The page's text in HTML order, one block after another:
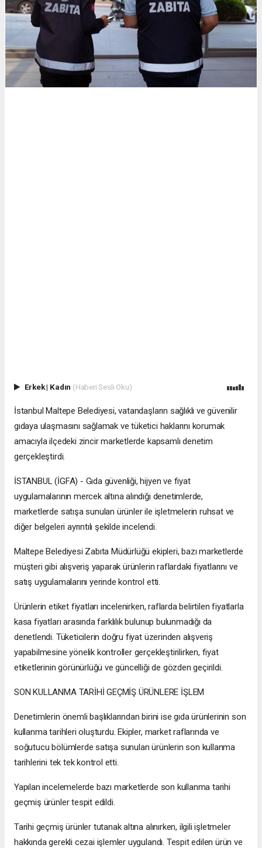
Erkek| Kadın (Haberi Sesli Oku)
İstanbul Maltepe Belediyesi, vatandaşların sağlıklı ve güvenilir
gıdaya ulaşmasını sağlamak ve tüketici haklarını korumak
amacıyla ilçedeki zincir marketlerde kapsamlı denetim
gerçekleştirdi.
İSTANBUL (İGFA) - Gıda güvenliği, hijyen ve fiyat
uygulamalarının mercek altına alındığı denetimlerde,
marketlerde satışa sunulan ürünler ile işletmelerin ruhsat ve
diğer belgeleri ayrıntılı şekilde incelendi.
Maltepe Belediyesi Zabıta Müdürlüğü ekipleri, bazı marketlerde
müşteri gibi alışveriş yaparak ürünlerin raflardaki fiyatlarını ve
satış uygulamalarını yerinde kontrol etti.
Ürünlerin etiket fiyatları incelenirken, raflarda belirtilen fiyatlarla
kasa fiyatları arasında farklılık bulunup bulunmadığı da
denetlendi. Tüketicilerin doğru fiyat üzerinden alışveriş
yapabilmesine yönelik kontroller gerçekleştirilirken, fiyat
etiketlerinin görünürlüğü ve güncelliği de gözden geçirildi.
SON KULLANMA TARİHİ GEÇMİŞ ÜRÜNLERE İŞLEM
Denetimlerin önemli başlıklarından birini ise gıda ürünlerinin son
kullanma tarihleri oluşturdu. Ekipler, market raflarında ve
soğutucu bölümlerde satışa sunulan ürünlerin son kullanma
tarihlerini tek tek kontrol etti.
Yapılan incelemelerde bazı marketlerde son kullanma tarihi
geçmiş ürünler tespit edildi.
Tarihi geçmiş ürünler tutanak altına alınırken, ilgili işletmeler
hakkında gerekli cezai işlemler uygulandı. Tespit edilen ürün ve